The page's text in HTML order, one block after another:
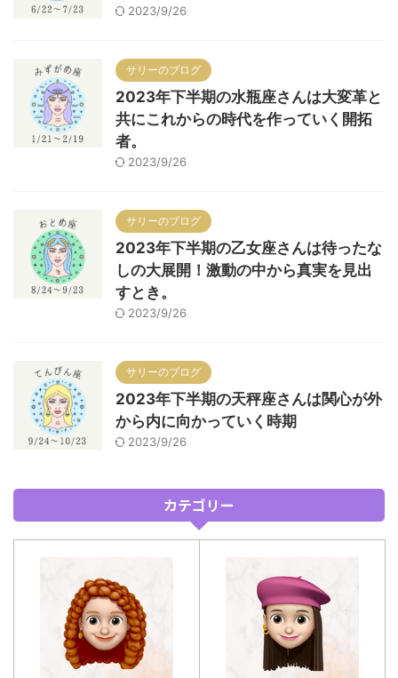
2023/9/26
サリーのブログ
2023年下半期の水瓶座さんは大変革と
共にこれからの時代を作っていく開拓
者。
2023/9/26
サリーのブログ
2023年下半期の乙女座さんは待ったな
しの大展開！激動の中から真実を見出
すとき。
2023/9/26
サリーのブログ
2023年下半期の天秤座さんは関心が外
から内に向かっていく時期
2023/9/26
カテゴリー